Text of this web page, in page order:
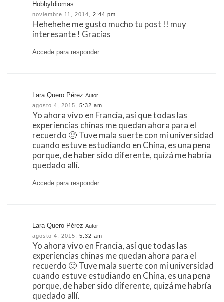
HobbyIdiomas
noviembre 11, 2014, 2:44 pm
Hehehehe me gusto mucho tu post !! muy
interesante ! Gracias
Accede para responder
Lara Quero Pérez Autor
agosto 4, 2015,
5:32 am
Yo ahora vivo en Francia, así que todas las
experiencias chinas me quedan ahora para el
recuerdo 🙂 Tuve mala suerte con mi universidad
cuando estuve estudiando en China, es una pena
porque, de haber sido diferente, quizá me habría
quedado allí.
Accede para responder
Lara Quero Pérez Autor
agosto 4, 2015, 5:32 am
Yo ahora vivo en Francia, así que todas las
experiencias chinas me quedan ahora para el
recuerdo 🙂 Tuve mala suerte con mi universidad
cuando estuve estudiando en China, es una pena
porque, de haber sido diferente, quizá me habría
quedado allí.